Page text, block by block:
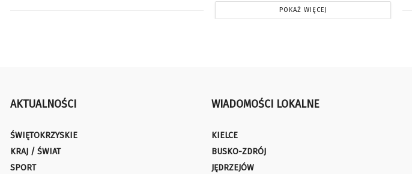
POKAŻ WIĘCEJ
AKTUALNOŚCI
ŚWIĘTOKRZYSKIE
KRAJ / ŚWIAT
SPORT
WIADOMOŚCI LOKALNE
KIELCE
BUSKO-ZDRÓJ
JĘDRZEJÓW